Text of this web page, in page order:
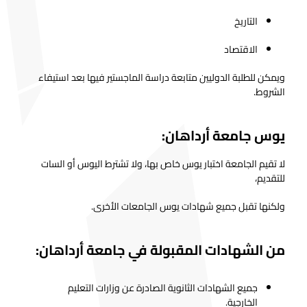
التاريخ
الاقتصاد
ويمكن للطلبة الدوليين متابعة دراسة الماجستير فيها بعد استيفاء
الشروط.
يوس جامعة أرداهان:
لا تقيم الجامعة اختبار يوس خاص بها، ولا تشترط اليوس أو السات
للتقديم،
ولكنها تقبل جميع شهادات يوس الجامعات الأخرى.
من الشهادات المقبولة في جامعة أرداهان:
جميع الشهادات الثانوية الصادرة عن وزارات التعليم
الخارجية.